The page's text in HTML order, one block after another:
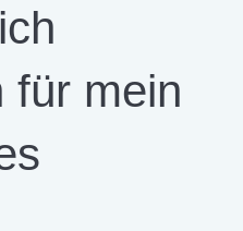
für mein